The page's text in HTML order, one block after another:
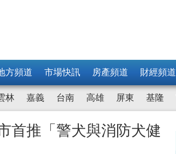
方頻道 市場快訊 房產頻道 財經頻道
林 嘉義 台南 高雄 屏東 基隆
首推「警犬與消防犬健